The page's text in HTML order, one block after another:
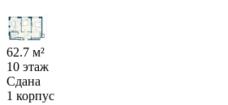
62.7 м²
10 этаж
Сдана
1 корпус